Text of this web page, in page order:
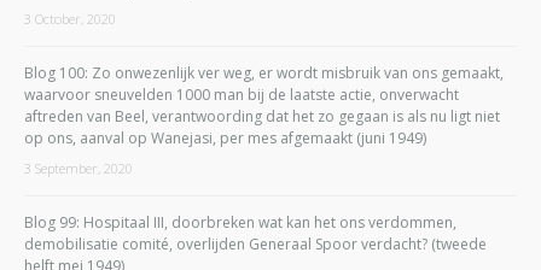
3 October, 2020
Blog 100: Zo onwezenlijk ver weg, er wordt misbruik van ons gemaakt,
waarvoor sneuvelden 1000 man bij de laatste actie, onverwacht
aftreden van Beel, verantwoording dat het zo gegaan is als nu ligt niet
op ons, aanval op Wanejasi, per mes afgemaakt (juni 1949)
3 September, 2020
Blog 99: Hospitaal III, doorbreken wat kan het ons verdommen,
demobilisatie comité, overlijden Generaal Spoor verdacht? (tweede
helft mei 1949)